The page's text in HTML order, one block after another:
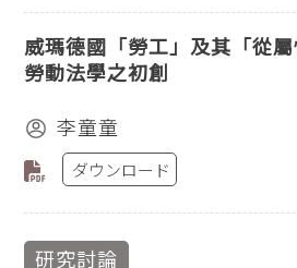
威瑪德國「勞工」及其「從
勞動法學之初創
李童童
ダウンロード
研究討論